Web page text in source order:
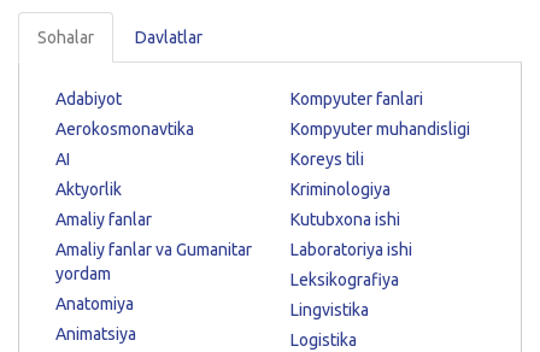
Sohalar Davlatlar
Adabiyot
Aerokosmonavtika
AI
Aktyorlik
Amaliy fanlar
Amaliy fanlar va Gumanitar
yordam
Anatomiya
Animatsiya
Kompyuter fanlari
Kompyuter muhandisligi
Koreys tili
Kriminologiya
Kutubxona ishi
Laboratoriya ishi
Leksikografiya
Lingvistika
Logistika